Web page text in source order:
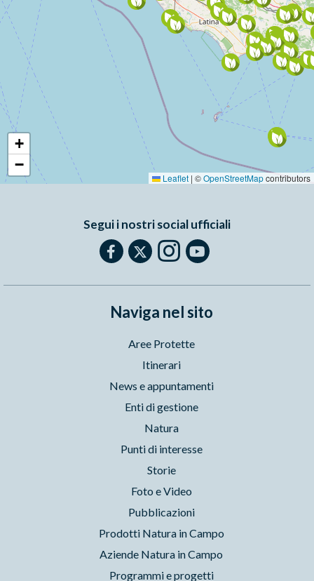
+
−
Leaflet | ©OpenStreetMapcontributors
Segui i nostri social ufficiali
Naviga nel sito
Aree Protette
Itinerari
News e appuntamenti
Enti di gestione
Natura
Punti di interesse
Storie
Foto e Video
Pubblicazioni
Prodotti Natura in Campo
Aziende Natura in Campo
Programmi e progetti